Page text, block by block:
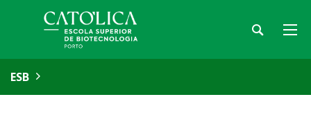
ESB